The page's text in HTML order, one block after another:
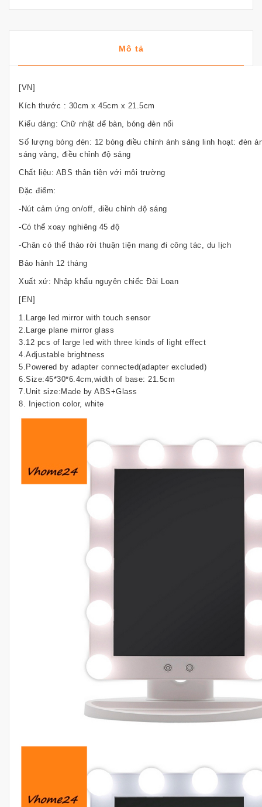
Mô tả
[VN]
Kích thước : 30cm x 45cm x 21.5cm
Kiểu dáng: Chữ nhật để bàn, bóng đèn nổi
Số lượng bóng đèn: 12 bóng điều chỉnh ánh sáng linh hoạt: đèn
sáng vàng, điều chỉnh độ sáng
Chất liệu: ABS thân tiện với môi trường
Đặc điểm:
-Nút cảm ứng on/off, điều chỉnh độ sáng
-Có thể xoay nghiêng 45 độ
-Chân có thể tháo rời thuận tiện mang đi công tác, du lịch
Bảo hành 12 tháng
Xuất xứ: Nhập khẩu nguyên chiếc Đài Loan
[EN]
1.Large led mirror with touch sensor
2.Large plane mirror glass
3.12 pcs of large led with three kinds of light effect
4.Adjustable brightness
5.Powered by adapter connected(adapter excluded)
6.Size:45*30*6.4cm,width of base: 21.5cm
7.Unit size:Made by ABS+Glass
8. Injection color, white